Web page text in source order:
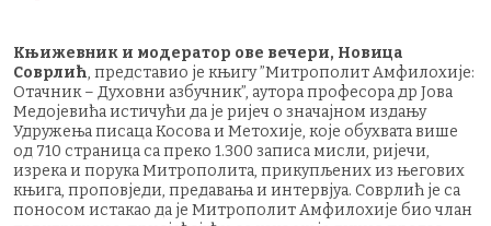
Књижевник и модератор ове вечери, Новица
Соврлић, представио је књигу ”Митрополит Амфилохије:
Отачник – Духовни азбучник”, аутора професора др Јова
Медојевића истичући да је ријеч о значајном издању
Удружења писаца Косова и Метохије, које обухвата више
од 710 страница са преко 1.300 записа мисли, ријечи,
изрека и порука Митрополита, прикупљених из његових
књига, проповједи, предавања и интервјуа. Соврлић је са
поносом истакао да је Митрополит Амфилохије био члан